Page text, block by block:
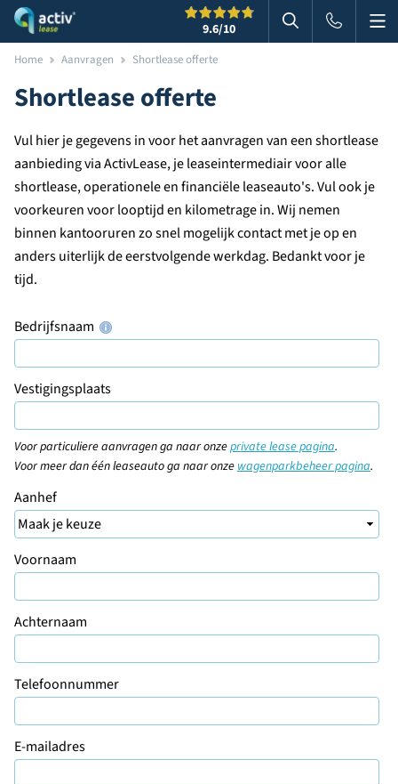
9.6/10 Zoeken in
Home Aanvragen Shortlease offerte
Shortlease offerte
Vul hier je gegevens in voor het aanvragen van een shortlease
aanbieding via ActivLease, je leaseintermediair voor alle
shortlease, operationele en financiële leaseauto's. Vul ook je
voorkeuren voor looptijd en kilometrage in. Wij nemen
binnen kantooruren zo snel mogelijk contact met je op en
anders uiterlijk de eerstvolgende werkdag. Bedankt voor je
tijd.
Bedrijfsnaam
Vestigingsplaats
Voor particuliere aanvragen ga naar onzeprivate lease pagina.
Voor meer dan één leaseauto ga naar onzewagenparkbeheer pagina.
Aanhef
Voornaam
Achternaam
Telefoonnummer
E-mailadres